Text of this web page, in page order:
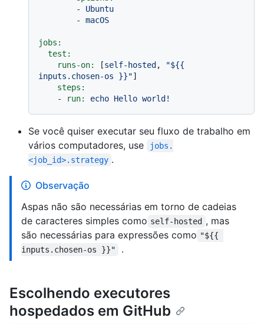
-
Ubuntu
-
macOS
jobs:
test:
runs-on:
[self-hosted , "${{
inputs.chosen-os }}"]
steps:
-
run: echo Hello world!
Se você quiser executar seu fluxo de trabalho em
vários computadores, use
jobs.
<job_id>.strategy .
Observação
Aspas não são necessárias em torno de cadeias
de caracteres simples como self-hosted , mas
são necessárias para expressões como "${{
inputs.chosen-os }}"
.
Escolhendo executores
hospedados em GitHub